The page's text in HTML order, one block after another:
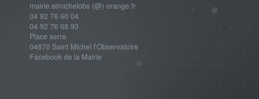
mairie.stmichelobs (@) orange.fr
04 92 76 60 04
04 92 76 68 93
Place serre
04870 Saint Michel l'Observatoire
Facebook de la Mairie